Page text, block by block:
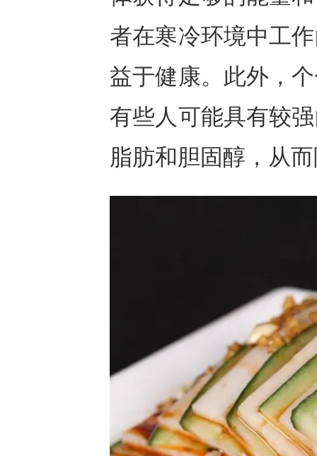
者在寒冷环境中工
益于健康。此外，
有些人可能具有较
脂肪和胆固醇，从